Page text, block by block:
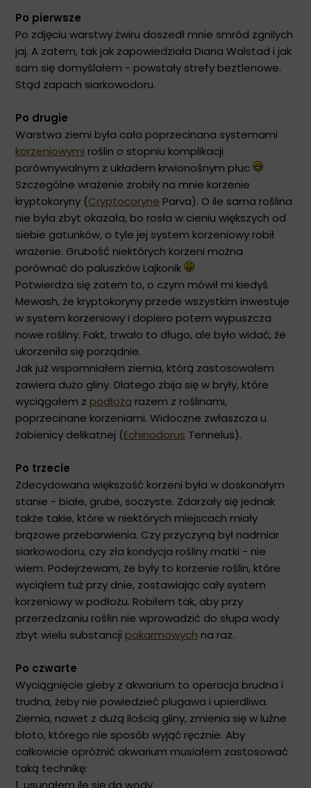
Po pierwsze
Po zdjęciu warstwy żwiru doszedł mnie smród zgnilych
jaj. A zatem, tak jak zapowiedziała Diana Walstad i jak
sam się domyślałem - powstały strefy beztlenowe.
Stąd zapach siarkowodoru.
Po drugie
Warstwa ziemi była cała poprzecinana systemami
korzeniowymi roślin o stopniu komplikacji
porównywalnym z układem krwionośnym płuc
Szczególne wrażenie zrobiły na mnie korzenie
kryptokoryny (Cryptocoryne Parva). O ile sama roślina
nie była zbyt okazała, bo rosła w cieniu większych od
siebie gatunków, o tyle jej system korzeniowy robił
wrażenie. Grubość niektórych korzeni można
porównać do paluszków Lajkonik
Potwierdza się zatem to, o czym mówił mi kiedyś
Mewash, że kryptokoryny przede wszystkim inwestuje
w system korzeniowy i dopiero potem wypuszcza
nowe rośliny. Fakt, trwało to długo, ale było widać, że
ukorzeniła się porządnie.
Jak już wspomniałem ziemia, którą zastosowałem
zawiera dużo gliny. Dlatego zbija się w bryły, które
wyciągałem z podłoża razem z roślinami,
poprzecinane korzeniami. Widoczne zwłaszcza u
żabienicy delikatnej (Echinodorus Tennelus).
Po trzecie
Zdecydowana większość korzeni była w doskonałym
stanie - białe, grube, soczyste. Zdarzały się jednak
także takie, które w niektórych miejscach miały
brązowe przebarwienia. Czy przyczyną był nadmiar
siarkowodoru, czy zła kondycja rośliny matki - nie
wiem. Podejrzewam, że były to korzenie roślin, które
wyciąłem tuż przy dnie, zostawiając cały system
korzeniowy w podłożu. Robiłem tak, aby przy
przerzedzaniu rośłin nie wprowadzić do słupa wody
zbyt wielu substancji pokarmowych na raz.
Po czwarte
Wyciągnięcie gleby z akwarium to operacja brudna i
trudna, żeby nie powiedzieć plugawa i upierdliwa.
Ziemia, nawet z dużą ilością gliny, zmienia się w luźne
błoto, którego nie sposób wyjąć ręcznie. Aby
całkowicie opróżnić akwarium musiałem zastosować
taką technikę:
1. usunąłem ile się da wody